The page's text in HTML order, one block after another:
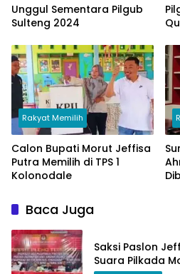
Unggul Sementara Pilgub
Sulteng 2024
Rakyat Memilih
Calon Bupati Morut Jeffisa
Putra Memilih di TPS 1
Kolonodale
Baca Juga
Saksi Paslon
Suara Pilkada